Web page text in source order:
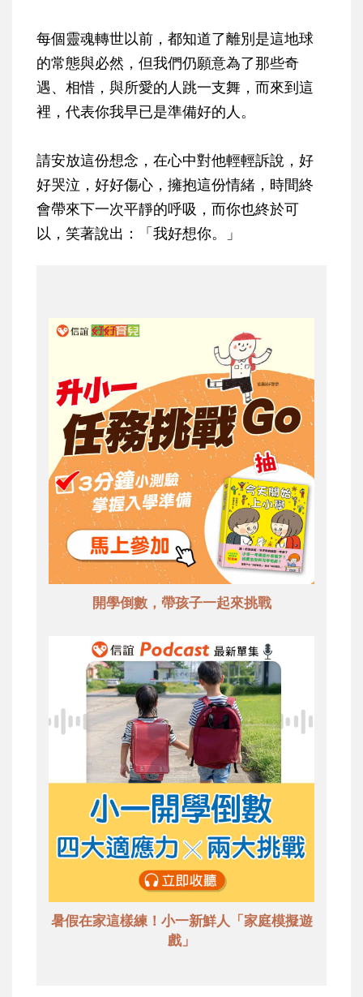
每個靈魂轉世以前，都知道了離別是這地球
的常態與必然，但我們仍願意為了那些奇
遇、相惜，與所愛的人跳一支舞，而來到這
裡，代表你我早已是準備好的人。
請安放這份想念，在心中對他輕輕訴說，好
好哭泣，好好傷心，擁抱這份情緒，時間終
會帶來下一次平靜的呼吸，而你也終於可
以，笑著說出：「我好想你。」
開學倒數，帶孩子一起來挑戰
暑假在家這樣練！小一新鮮人「家庭模擬遊
戲」